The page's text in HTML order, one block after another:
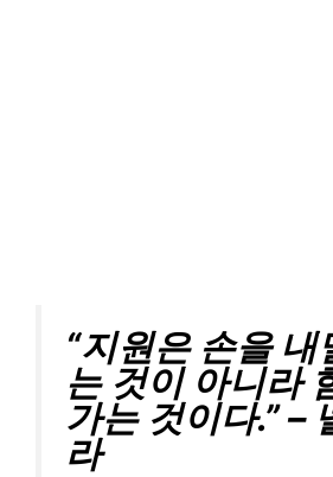
“지원은 손을 내
는 것이 아니라
가는 것이다.” –
라